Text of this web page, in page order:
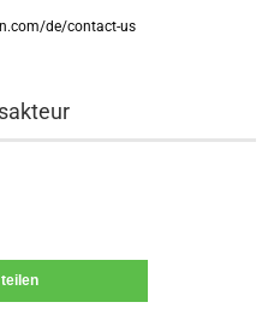
de/contact-us
teilen